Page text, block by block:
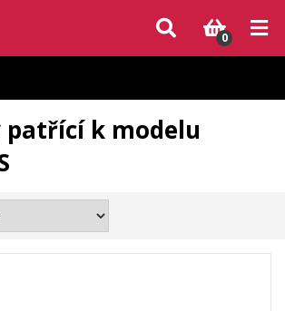
se může dodání dílů, které nejsou skladem,
zpozdit. Děkujeme za pochopení.
0
patřící k modelu